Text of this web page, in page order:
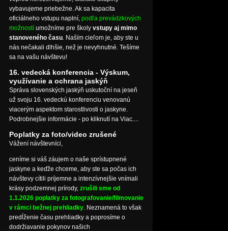
vybavujeme priebežne. Ak sa kapacita
oficiálneho vstupu naplní, podľa prevádzkových
možností umožníme pre školy vstupy aj mimo
stanoveného času. Naším cieľom je, aby ste u
nás nečakali dlhšie, než je nevyhnutné. Tešíme
sa na vašu návštevu!
16. vedecká konferencia - Výskum,
využívanie a ochrana jaskýň
Správa slovenských jaskýň uskutoční na jeseň
už svoju 16. vedeckú konferenciu venovanú
viacerým aspektom starostlivosti o jaskyne.
Podrobnejšie informácie - po kliknutí na Viac....
Poplatky za foto/video zrušené
Vážení návštevníci,
ceníme si váš záujem o naše sprístupnené
jaskyne a keďže chceme, aby ste sa počas ich
návštevy cítili príjemne a intenzívnejšie vnímali
krásy podzemnej prírody, zrušili sme od
1.1.2026 poplatky za fotografovanie/filmovanie
v rámci bežnej prehliadky. Neznamená to však
predĺženie času prehliadky a poprosíme o
dodržiavanie pokynov našich